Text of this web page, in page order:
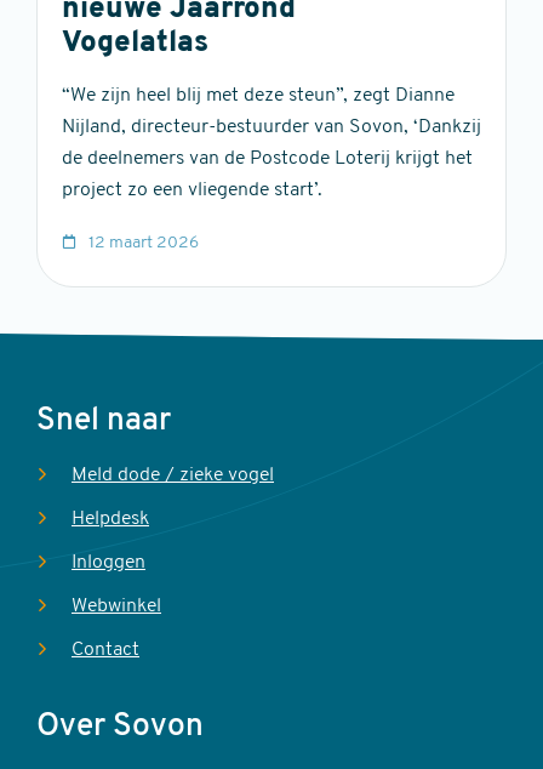
nieuwe Jaarrond
Vogelatlas
“We zijn heel blij met deze steun”, zegt Dianne
Nijland, directeur-bestuurder van Sovon, ‘Dankzij
de deelnemers van de Postcode Loterij krijgt het
project zo een vliegende start’.
12 maart 2026
Voet
Snel naar
Meld dode / zieke vogel
Helpdesk
Inloggen
Webwinkel
Contact
Over Sovon